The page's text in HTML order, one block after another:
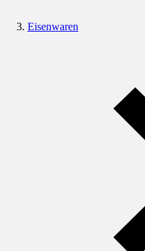
Eisenwaren